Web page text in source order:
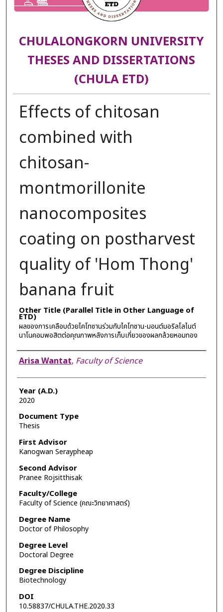
CHULALONGKORN UNIVERSITY
THESES AND DISSERTATIONS
(CHULA ETD)
Effects of chitosan
combined with
chitosan-
montmorillonite
nanocomposites
coating on postharvest
quality of 'Hom Thong'
banana fruit
Other Title (Parallel Title in Other Language of
ETD)
ผลของการเคลือบด้วยไคโทซานร่วมกับไคโทซาน-มอนต์มอริลโลไนต์
นาโนคอมพอสิตต่อคุณภาพหลังการเก็บเกี่ยวของผลกล้วยหอมทอง
Author
Arisa Wantat, Faculty of Science
Year (A.D.)
2020
Document Type
Thesis
First Advisor
Kanogwan Seraypheap
Second Advisor
Pranee Rojsitthisak
Faculty/College
Faculty of Science (คณะวิทยาศาสตร์)
Degree Name
Doctor of Philosophy
Degree Level
Doctoral Degree
Degree Discipline
Biotechnology
DOI
10.58837/CHULA.THE.2020.33